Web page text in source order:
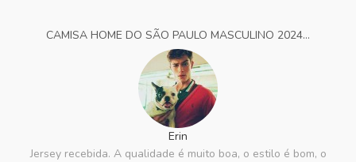
CAMISA HOME DO SÃO PAULO MASCULINO 2024...
Erin
Jersey recebida. A qualidade é muito boa, o estilo é bom, o